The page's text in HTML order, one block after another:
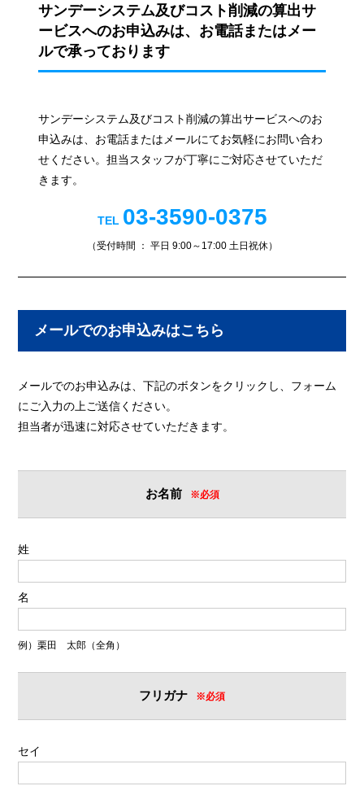
サンデーシステム及びコスト削減の算出サ
ービスへのお申込みは、お電話またはメー
ルで承っております
サンデーシステム及びコスト削減の算出サービスへのお
申込みは、お電話またはメールにてお気軽にお問い合わ
せください。担当スタッフが丁寧にご対応させていただ
きます。
TEL 03-3590-0375
（受付時間 ： 平日 9:00～17:00 土日祝休）
メールでのお申込みはこちら
メールでのお申込みは、下記のボタンをクリックし、フォーム
にご入力の上ご送信ください。
担当者が迅速に対応させていただきます。
お名前 ※必須
姓
名
例）栗田 太郎（全角）
フリガナ ※必須
セイ